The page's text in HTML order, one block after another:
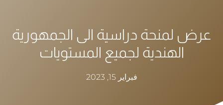
عرض لمنحة دراسية الى الجمهورية
الهندية لجميع المستويات
فبراير 15, 2023